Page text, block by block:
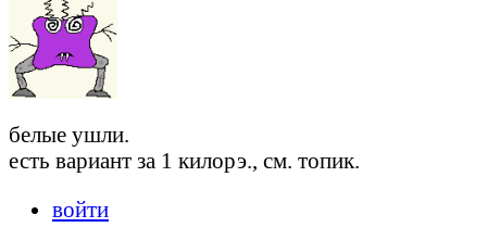
белые ушли.
есть вариант за 1 килорэ., см. топик.
войти